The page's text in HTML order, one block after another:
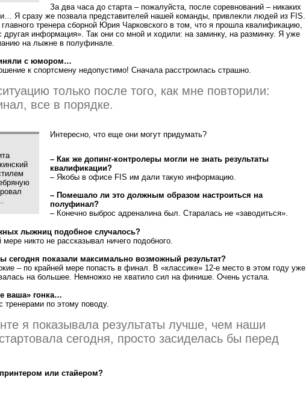
За два часа до старта – пожалуйста, после соревнований – никаких
Я сразу же позвала представителей нашей команды, привлекли людей из FIS.
тренера сборной Юрия Чарковского в том, что я прошла квалификацию,
другая информация». Так они со мной и ходили: на заминку, на разминку. Я уже
на лыжне в полуфинале.
с юмором…
к спортсмену недопустимо! Сначала расстроилась страшно.
только после того, как мне повторили:
все в порядке.
Интересно, что еще они могут придумать?
– Как же допинг-контролеры могли не знать результаты
квалификации?
– Якобы в офисе FIS им дали такую информацию.
– Помешало ли это должным образом настроиться на
полуфинал?
– Конечно выброс адреналина был. Старалась не «заводиться».
лыжниц подобное случалось?
никто не рассказывал ничего подобного.
сегодня показали максимально возможный результат?
– по крайней мере попасть в финал. В «классике» 12-е место в этом году уже
на большее. Немножко не хватило сил на финише. Очень устала.
ваша» гонка…
тренерами по этому поводу.
я показывала результаты лучше, чем наши
сегодня, просто засиделась бы перед
или стайером?